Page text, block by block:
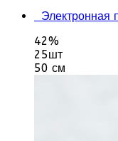
Электронная
42%
25шт
50 см